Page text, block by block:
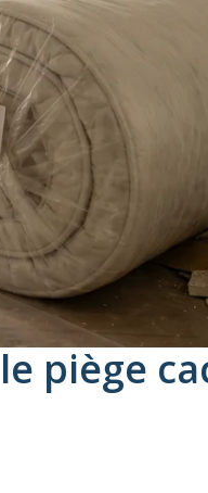
piège